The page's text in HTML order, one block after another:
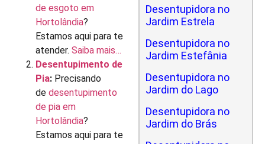
de esgoto em
Hortolândia?
Estamos aqui para te
atender. Saiba mais…
Desentupimento de
Pia: Precisando
de desentupimento
de pia em
Hortolândia?
Estamos aqui para te
Desentupidora no
Jardim Estrela
Desentupidora no
Jardim Estefânia
Desentupidora no
Jardim do Lago
Desentupidora no
Jardim do Brás